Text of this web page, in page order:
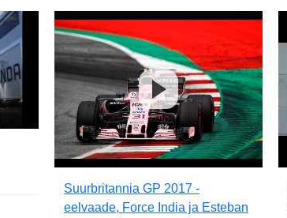
Suurbritannia GP 2017 -
eelvaade, Force India ja Esteban